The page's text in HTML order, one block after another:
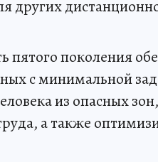
других
пятого поколения
с минимальной
из опасных
а также